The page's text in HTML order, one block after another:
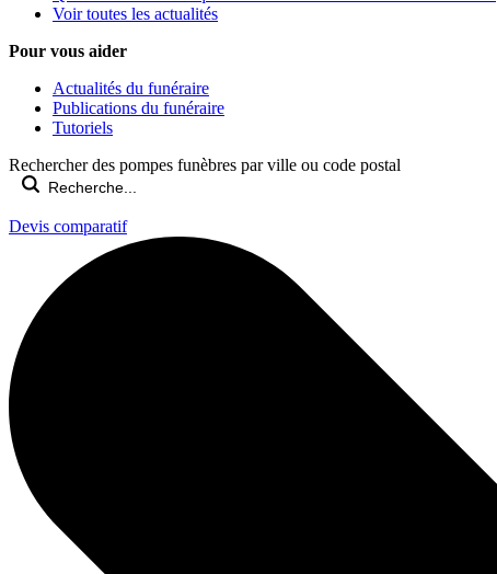
Voir toutes les actualités
Pour vous aider
Actualités du funéraire
Publications du funéraire
Tutoriels
Rechercher des pompes funèbres par ville ou code postal
Devis comparatif